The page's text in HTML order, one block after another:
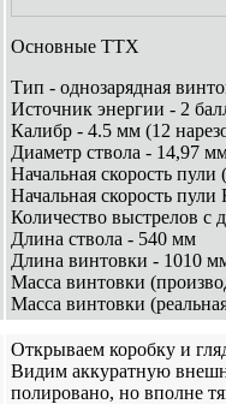
Основные ТТХ
Тип - однозарядная
Источник энергии - 2
Калибр - 4.5 мм (12
Диаметр ствола - 14,97
Начальная скорость
Начальная скорость
Количество выстрелов с
Длина ствола - 540 мм
Длина винтовки - 1010
Масса винтовки
Масса винтовки
Открываем коробку и
Видим аккуратную
полировано, но вполне